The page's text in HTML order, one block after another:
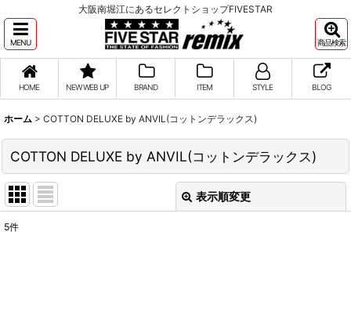
大阪南堀江にあるセレクトショップFIVESTAR
MENU 商品検索
HOME NEW WEB UP BRAND ITEM STYLE BLOG
ホーム > COTTON DELUXE by ANVIL(コットンデラックス)
COTTON DELUXE by ANVIL(コットンデラックス)
表示順変更
5件